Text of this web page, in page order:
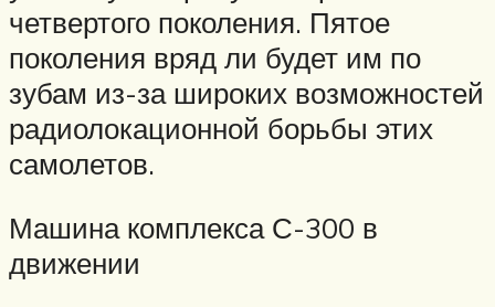
четвертого поколения. Пятое
поколения вряд ли будет им по
зубам из-за широких возможностей
радиолокационной борьбы этих
самолетов.
Машина комплекса С-300 в
движении